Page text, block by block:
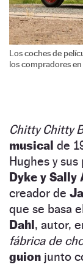
Los coches de
los compradores en
Chitty Chitty
musical de
Hughes y
Dyke y Sally
creador de
que se basa
Dahl, autor,
fábrica de
guion junto